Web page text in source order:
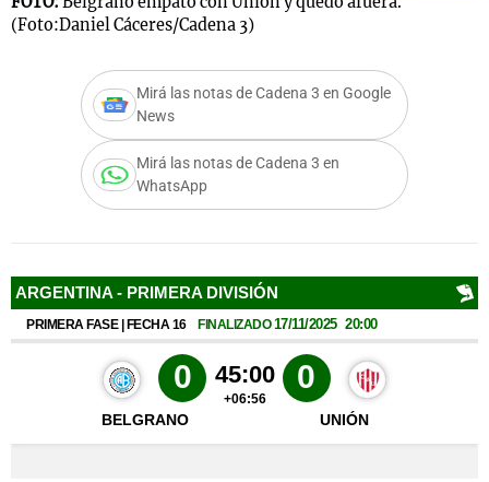
(Foto:Daniel Cáceres/Cadena 3)
Mirá las notas de Cadena 3 en Google
News
Mirá las notas de Cadena 3 en
WhatsApp
Mundial 2026
La Sole en